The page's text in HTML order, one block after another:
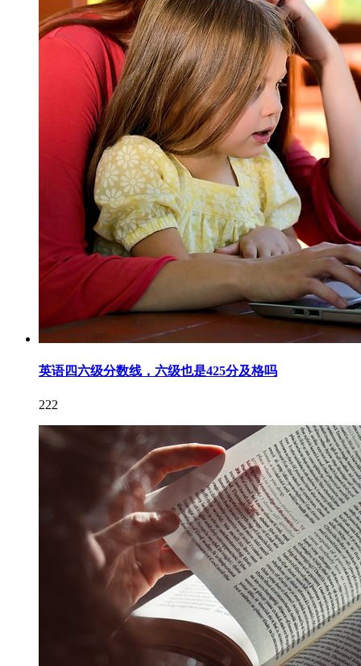
英语四六级分数线，六级也是425分及格吗
222